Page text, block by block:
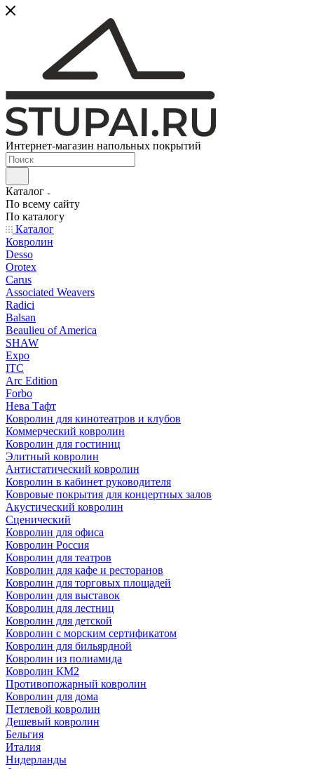
Интернет-магазин напольных покрытий
Каталог
По всему сайту
По каталогу
Каталог
Ковролин
Desso
Orotex
Carus
Associated Weavers
Radici
Balsan
Beaulieu of America
SHAW
Expo
ITC
Arc Edition
Forbo
Нева Тафт
Ковролин для кинотеатров и клубов
Коммерческий ковролин
Ковролин для гостиниц
Элитный ковролин
Антистатический ковролин
Ковролин в кабинет руководителя
Ковровые покрытия для концертных залов
Акустический ковролин
Сценический
Ковролин для офиса
Ковролин Россия
Ковролин для театров
Ковролин для кафе и ресторанов
Ковролин для торговых площадей
Ковролин для выставок
Ковролин для лестниц
Ковролин для детской
Ковролин с морским сертификатом
Ковролин для бильярдной
Ковролин из полиамида
Ковролин КМ2
Противопожарный ковролин
Ковролин для дома
Петлевой ковролин
Дешевый ковролин
Бельгия
Италия
Нидерланды